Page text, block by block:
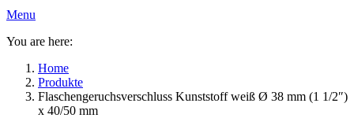
Menu
You are here:
Home
Produkte
Flaschengeruchsverschluss Kunststoff weiß Ø 38 mm (1 1/2″)
x 40/50 mm